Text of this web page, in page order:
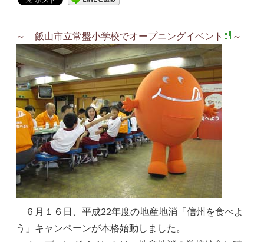
～ 飯山市立常盤小学校でオープニングイベント ～
６月１６日、平成22年度の地産地消「信州を食べよ
う」キャンペーンが本格始動しました。